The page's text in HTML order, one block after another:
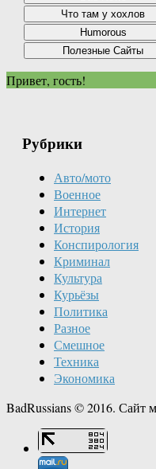
Привет, гость!
Рубрики
Авто/мото
Военное
Интернет
История
Конспирология
Криминал
Культура
Курьёзы
Политика
Разное
Смешное
Техника
Экономика
BadRussians © 2016. Сайт